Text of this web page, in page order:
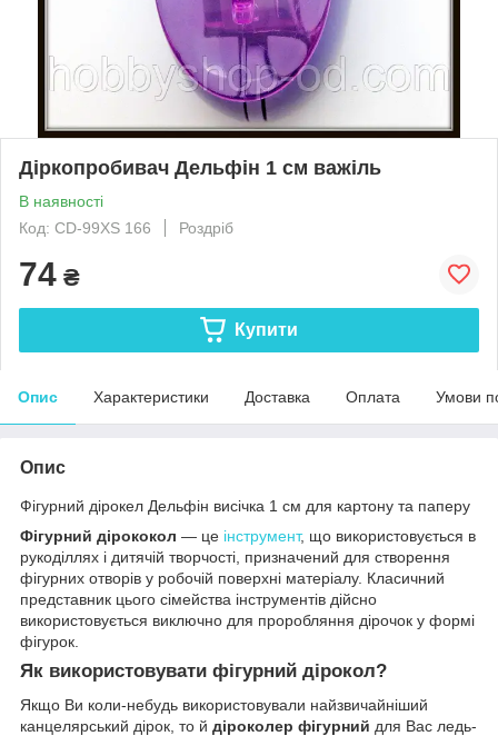
Діркопробивач Дельфін 1 см важіль
В наявності
Код: CD-99XS 166
Роздріб
74 ₴
Купити
Опис Характеристики Доставка Оплата Умови
Опис
Фігурний дірокел Дельфін висічка 1 см для картону та паперу
Фігурний дірококол — це інструмент, що використовується в
рукоділлях і дитячій творчості, призначений для створення
фігурних отворів у робочій поверхні матеріалу. Класичний
представник цього сімейства інструментів дійсно
використовується виключно для проробляння дірочок у формі
фігурок.
Як використовувати фігурний дірокол?
Якщо Ви коли-небудь використовували найзвичайніший
канцелярський дірок, то й діроколер фігурний для Вас ледь-